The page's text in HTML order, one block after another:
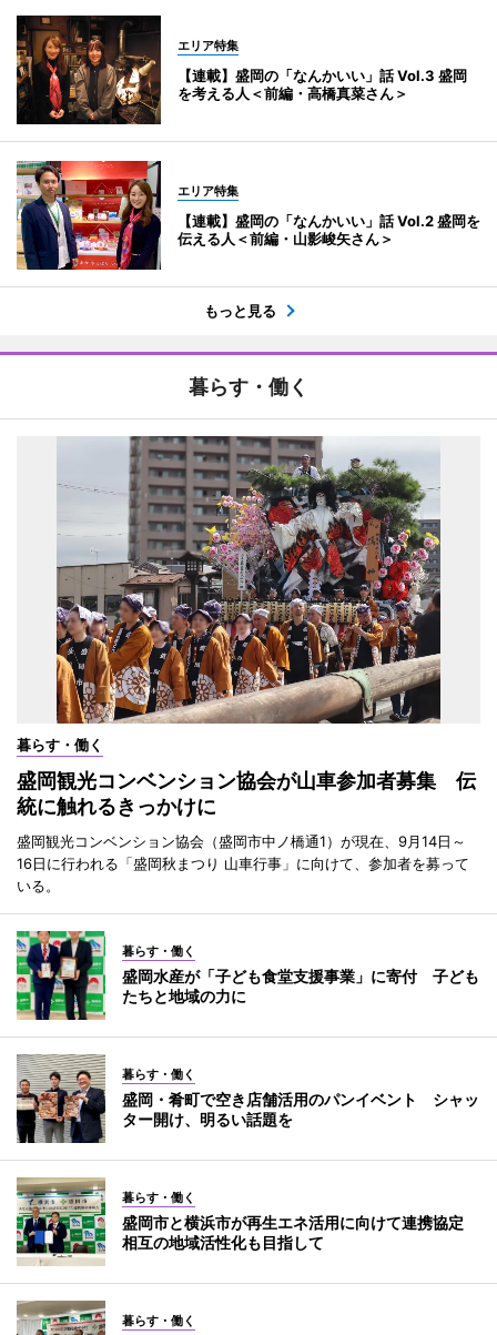
エリア特集
【連載】盛岡の「なんかいい」話 Vol.3 盛岡
を考える人＜前編・高橋真菜さん＞
エリア特集
【連載】盛岡の「なんかいい」話 Vol.2 盛岡を
伝える人＜前編・山影峻矢さん＞
もっと見る
暮らす・働く
暮らす・働く
盛岡観光コンベンション協会が山車参加者募集 伝
統に触れるきっかけに
盛岡観光コンベンション協会（盛岡市中ノ橋通1）が現在、9月14日～
16日に行われる「盛岡秋まつり 山車行事」に向けて、参加者を募って
いる。
暮らす・働く
盛岡水産が「子ども食堂支援事業」に寄付 子ども
たちと地域の力に
暮らす・働く
盛岡・肴町で空き店舗活用のパンイベント シャッ
ター開け、明るい話題を
暮らす・働く
盛岡市と横浜市が再生エネ活用に向けて連携協定
相互の地域活性化も目指して
暮らす・働く